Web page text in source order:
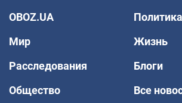
OBOZ.UA
Политика
Мир
Жизнь
Расследования
Блоги
Общество
Все